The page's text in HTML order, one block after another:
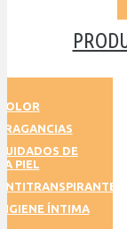
DE
PIEL
ÍNTIMA